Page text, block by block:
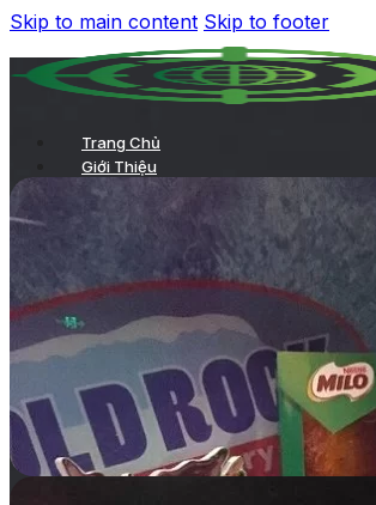
Skip to main content Skip to footer
Trang Chủ
Giới Thiệu
Quảng Cáo Tại Rạp
TVC chiếu trong phòng chiếu
Chiếu TVC trên hệ thống LCD của rạp
Quảng cáo ở sảnh chờ
Kích hoạt thương hiệu
Quảng cáo tại hành lang
Các hình thức quảng cáo tại rạp khác
Quảng Cáo Trong Phim
Dự Án
Khách Hàng